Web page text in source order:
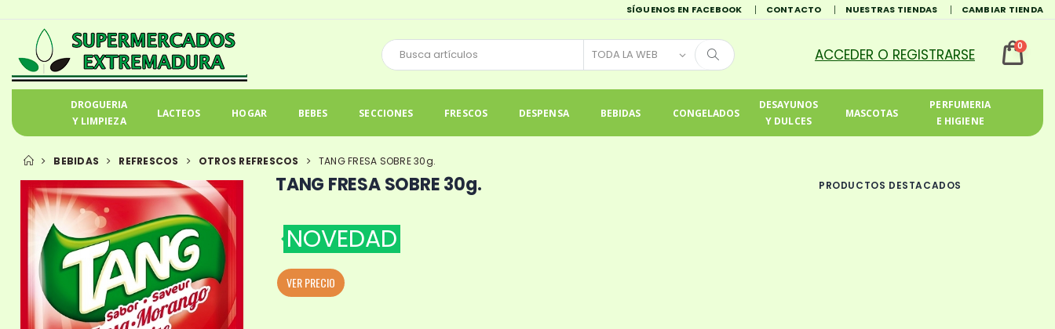
SÍGUENOS EN FACEBOOK CONTACTO NUESTRAS TIENDAS CAMBIAR TIENDA
0
DROGUERIA
Y LIMPIEZA
LACTEOS HOGAR BEBES SECCIONES FRESCOS DESPENSA BEBIDAS CONGELADOS
DESAYUNOS
Y DULCES
MASCOTAS
PERFUMERIA
E HIGIENE
BEBIDAS REFRESCOS OTROS REFRESCOS TANG FRESA SOBRE 30g.
TANG FRESA SOBRE 30g.
NOVEDAD
VER PRECIO
PRODUCTOS DESTACADOS